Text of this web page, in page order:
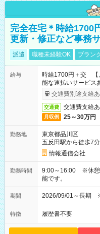
完全在宅＊時給1700
更新・修正など事務
派遣 職種未経験OK ブラン
給与
時給1700円＋交 【
能な速払いサービス
交通費別途支給あ
交通費 交通費支給あ
月収例 25～30万円
勤務地
東京都品川区
五反田駅から徒歩7分
情報通信会社
勤務時間
9:00～16:00 ※休憩
能です。
期間 2026/09/01～長期
特徴 履歴書不要